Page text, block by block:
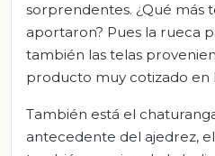
sorprendentes. ¿Qué más
aportaron? Pues la rueca
también las telas
producto muy cotizado en
También está el
antecedente del ajedrez,